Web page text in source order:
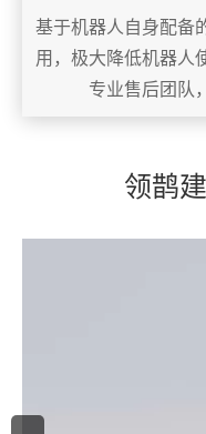
基于机器人自身配备
用，极大降低机器人
专业售后团队
领鹊